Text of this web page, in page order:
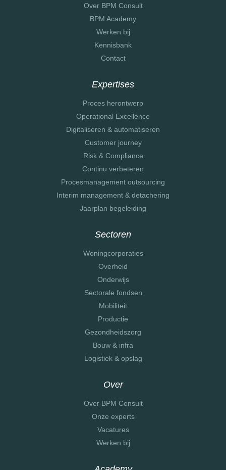
Over BPM Consult
BPM Academy
Werken bij
Kennisbank
Contact
Expertises
Proces herontwerp
Operational Excellence
Digitaliseren & automatiseren
Customer journey
Risk & Compliance
Continu verbeteren
Procesmanagement outsourcing
Interim management & detachering
Jaarplan begeleiding
Sectoren
Woningcorporaties
Overheid
Onderwijs
Sectorale fondsen
Mobiliteit
Productie
Gezondheidszorg
Bouw & infra
Logistiek & opslag
Over
Over BPM Consult
Onze experts
Vacatures
Werken bij